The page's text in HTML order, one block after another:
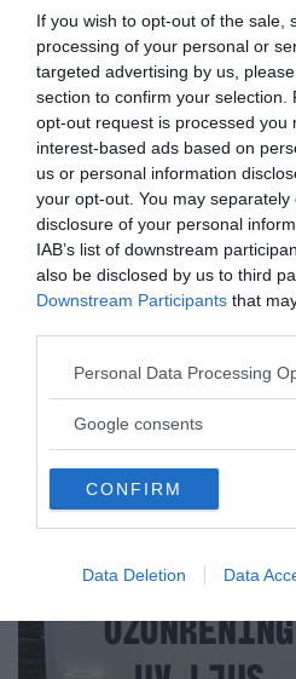
If you wish to opt-out of the sale,
processing of your personal or
targeted advertising by us,
section to confirm your selection.
opt-out request is processed you
interest-based ads based on
us or personal information
your opt-out. You may
disclosure of your personal
IAB’s list of downstream
also be disclosed by us to third
Downstream Participants that
Please note that this website/app
not limited to your visit or usage
use your data for below specified
consent section.
Personal Data Processing
Google consents
CONFIRM
Data Deletion Data
ANNONSER